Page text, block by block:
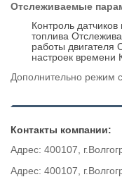
Отслеживаемые
Контроль
топлива
работы двигателя
настроек времени
Дополнительно режим
Контакты компании:
Адрес: 400107,
Адрес: 400107,